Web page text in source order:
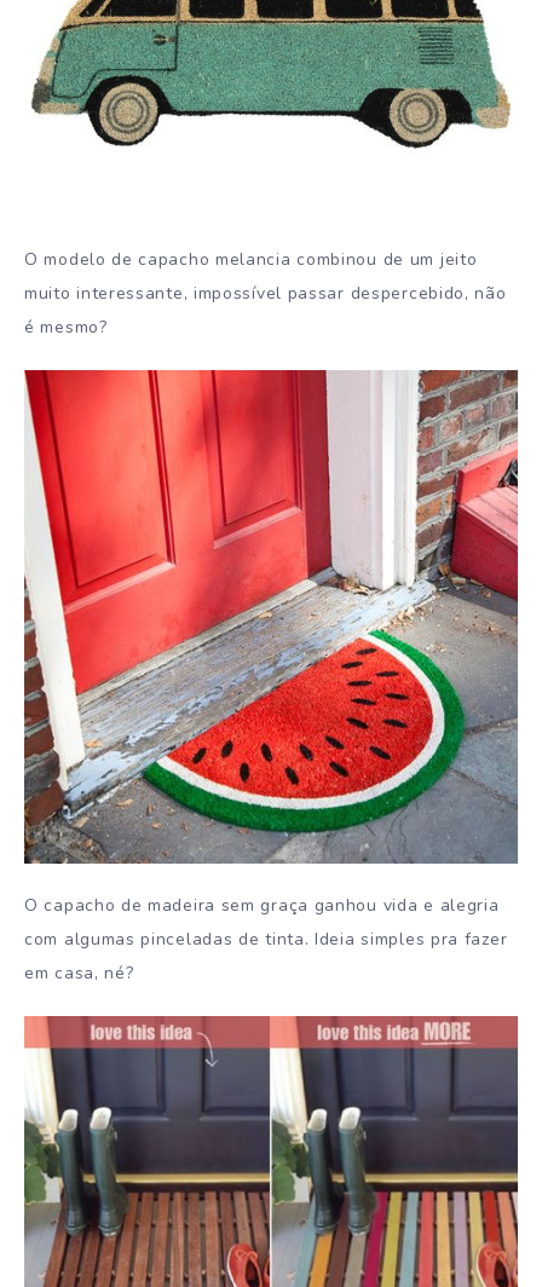
O modelo de capacho melancia combinou de um jeito
muito interessante, impossível passar despercebido, não
é mesmo?
O capacho de madeira sem graça ganhou vida e alegria
com algumas pinceladas de tinta. Ideia simples pra fazer
em casa, né?